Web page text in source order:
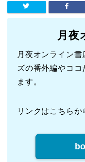
月夜
月夜オンライン
ズの番外編やコ
ます。
リンクはこちらか